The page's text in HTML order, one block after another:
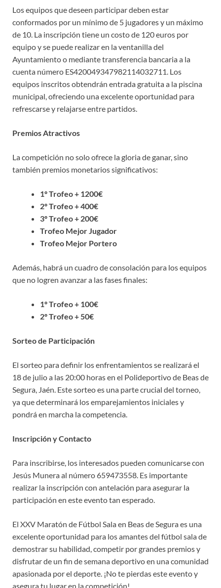
Los equipos que deseen participar deben estar
conformados por un mínimo de 5 jugadores y un máximo
de 10. La inscripción tiene un costo de 120 euros por
equipo y se puede realizar en la ventanilla del
Ayuntamiento o mediante transferencia bancaria a la
cuenta número ES420049347982114032711. Los
equipos inscritos obtendrán entrada gratuita a la piscina
municipal, ofreciendo una excelente oportunidad para
refrescarse y relajarse entre partidos.
Premios Atractivos
La competición no solo ofrece la gloria de ganar, sino
también premios monetarios significativos:
1º Trofeo + 1200€
2º Trofeo + 400€
3º Trofeo + 200€
Trofeo Mejor Jugador
Trofeo Mejor Portero
Además, habrá un cuadro de consolación para los equipos
que no logren avanzar a las fases finales:
1º Trofeo + 100€
2º Trofeo + 50€
Sorteo de Participación
El sorteo para definir los enfrentamientos se realizará el
18 de julio a las 20:00 horas en el Polideportivo de Beas de
Segura, Jaén. Este sorteo es una parte crucial del torneo,
ya que determinará los emparejamientos iniciales y
pondrá en marcha la competencia.
Inscripción y Contacto
Para inscribirse, los interesados pueden comunicarse con
Jesús Munera al número 659473558. Es importante
realizar la inscripción con antelación para asegurar la
participación en este evento tan esperado.
El XXV Maratón de Fútbol Sala en Beas de Segura es una
excelente oportunidad para los amantes del fútbol sala de
demostrar su habilidad, competir por grandes premios y
disfrutar de un fin de semana deportivo en una comunidad
apasionada por el deporte. ¡No te pierdas este evento y
asegura tu lugar en la competición!